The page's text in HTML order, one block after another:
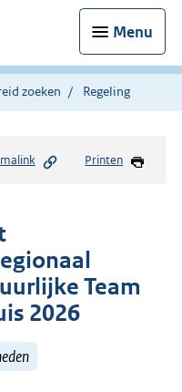
Menu
zoeken Regeling
Printen
Team
2026